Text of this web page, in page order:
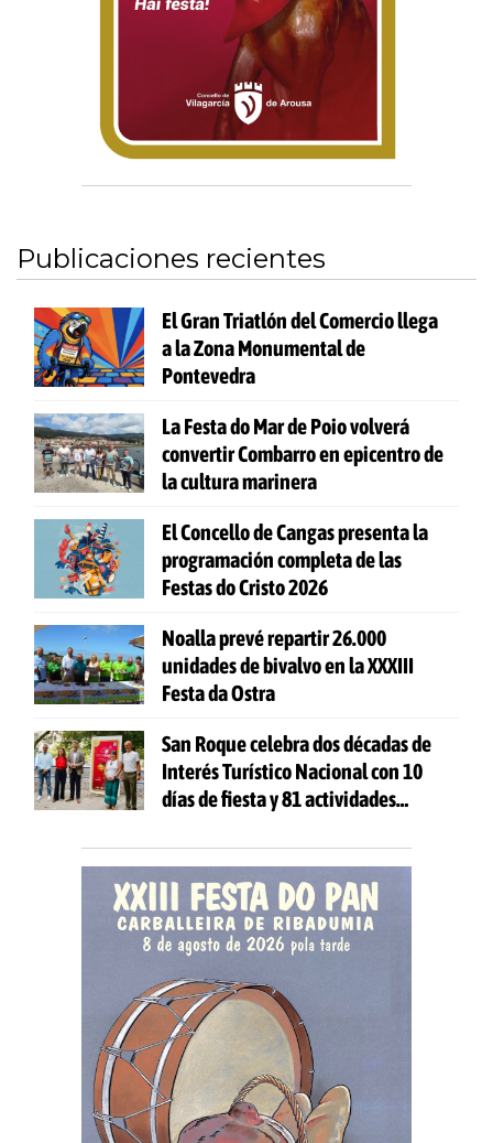
Publicaciones recientes
El Gran Triatlón del Comercio llega
a la Zona Monumental de
Pontevedra
La Festa do Mar de Poio volverá
convertir Combarro en epicentro de
la cultura marinera
El Concello de Cangas presenta la
programación completa de las
Festas do Cristo 2026
Noalla prevé repartir 26.000
unidades de bivalvo en la XXXIII
Festa da Ostra
San Roque celebra dos décadas de
Interés Turístico Nacional con 10
días de fiesta y 81 actividades